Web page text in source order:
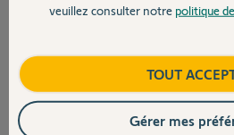
Contact
Merci pour votre réponse,
veuillez consulter notre politique
TOUT
Gérer mes